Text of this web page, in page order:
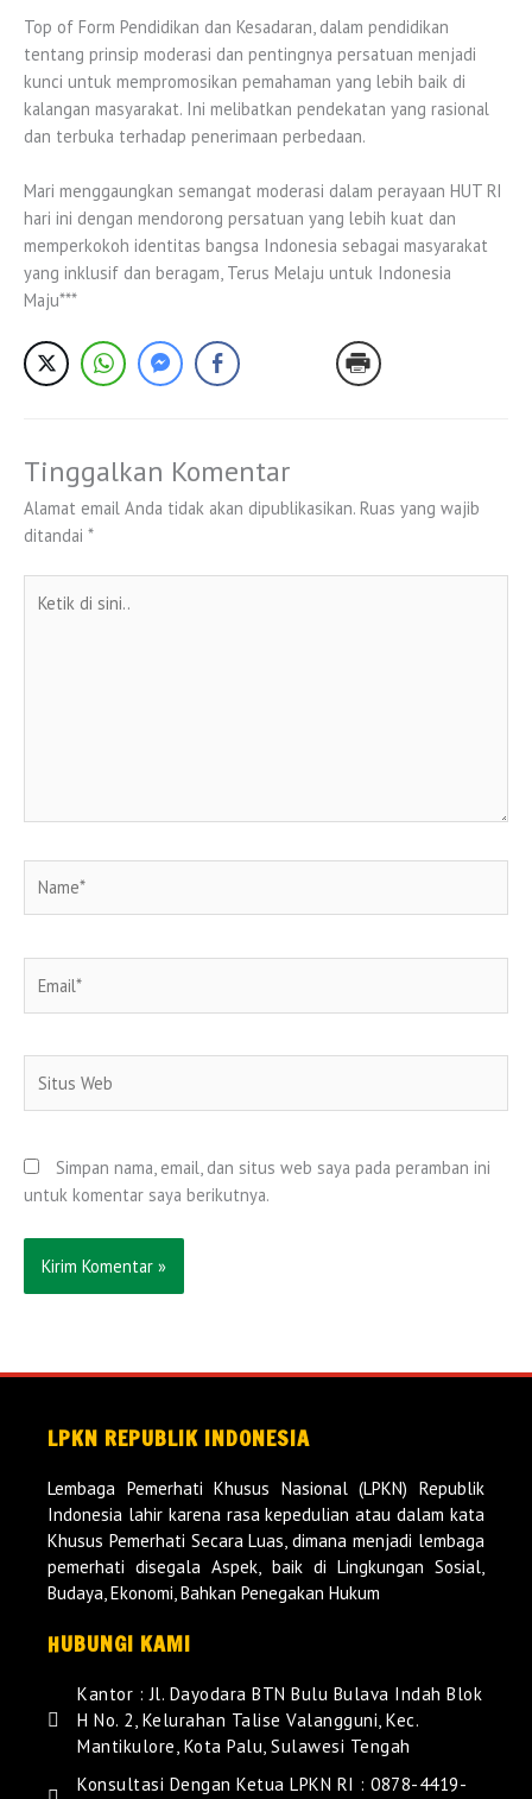
Top of Form Pendidikan dan Kesadaran, dalam pendidikan
tentang prinsip moderasi dan pentingnya persatuan menjadi
kunci untuk mempromosikan pemahaman yang lebih baik di
kalangan masyarakat. Ini melibatkan pendekatan yang rasional
dan terbuka terhadap penerimaan perbedaan.
Mari menggaungkan semangat moderasi dalam perayaan HUT RI
hari ini dengan mendorong persatuan yang lebih kuat dan
memperkokoh identitas bangsa Indonesia sebagai masyarakat
yang inklusif dan beragam, Terus Melaju untuk Indonesia
Maju***
Tinggalkan Komentar
Alamat email Anda tidak akan dipublikasikan. Ruas yang wajib
ditandai *
Web
Simpan nama, email, dan situs web saya pada peramban ini
untuk komentar saya berikutnya.
LPKN REPUBLIK INDONESIA
Lembaga Pemerhati Khusus Nasional (LPKN) Republik
Indonesia lahir karena rasa kepedulian atau dalam kata
Khusus Pemerhati Secara Luas, dimana menjadi lembaga
pemerhati disegala Aspek, baik di Lingkungan Sosial,
Budaya, Ekonomi, Bahkan Penegakan Hukum
HUBUNGI KAMI
Kantor : Jl. Dayodara BTN Bulu Bulava Indah Blok
H No. 2, Kelurahan Talise Valangguni, Kec.
Mantikulore, Kota Palu, Sulawesi Tengah
Konsultasi Dengan Ketua LPKN RI : 0878-4419-